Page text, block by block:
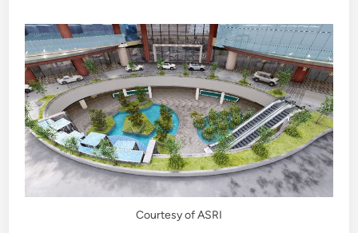
Courtesy of ASRI